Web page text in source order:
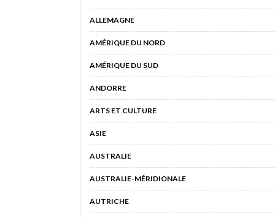
ALLEMAGNE
AMÉRIQUE DU NORD
AMÉRIQUE DU SUD
ANDORRE
ARTS ET CULTURE
ASIE
AUSTRALIE
AUSTRALIE-MÉRIDIONALE
AUTRICHE